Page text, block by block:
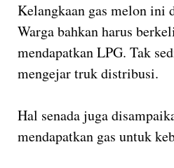
Kelangkaan gas melon ini
Warga bahkan harus
mendapatkan LPG. Tak
mengejar truk distribusi.
Hal senada juga
mendapatkan gas untuk